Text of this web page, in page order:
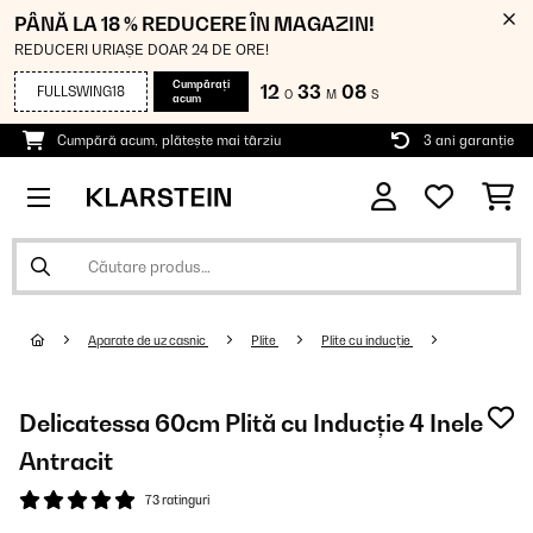
PÂNĂ LA 18 % REDUCERE ÎN MAGAZIN!
REDUCERI URIAȘE DOAR 24 DE ORE!
FULLSWING18
Cumpărați
acum
12 O 33 M 08 S
Cumpără acum, plătește mai târziu 3 ani garanție
Aparate de uz casnic Plite Plite cu inducție
Delicatessa 60cm Plită cu Inducție 4 Inele
Antracit
73 ratinguri